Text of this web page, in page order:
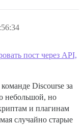
пост через API,
Discourse за
небольшой, но
и плагинам
случайно старые